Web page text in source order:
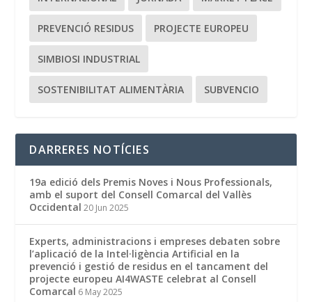
PREVENCIÓ RESIDUS PROJECTE EUROPEU
SIMBIOSI INDUSTRIAL
SOSTENIBILITAT ALIMENTÀRIA SUBVENCIO
DARRERES NOTÍCIES
19a edició dels Premis Noves i Nous Professionals,
amb el suport del Consell Comarcal del Vallès
Occidental 20 Jun 2025
Experts, administracions i empreses debaten sobre
l’aplicació de la Intel·ligència Artificial en la
prevenció i gestió de residus en el tancament del
projecte europeu AI4WASTE celebrat al Consell
Comarcal 6 May 2025